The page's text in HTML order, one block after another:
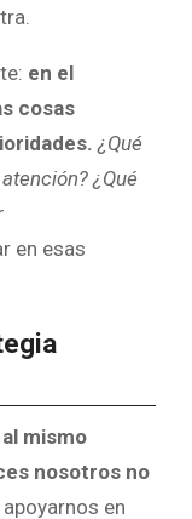
en el
cosas
¿Qué
¿Qué
en esas
mismo
nosotros no
en